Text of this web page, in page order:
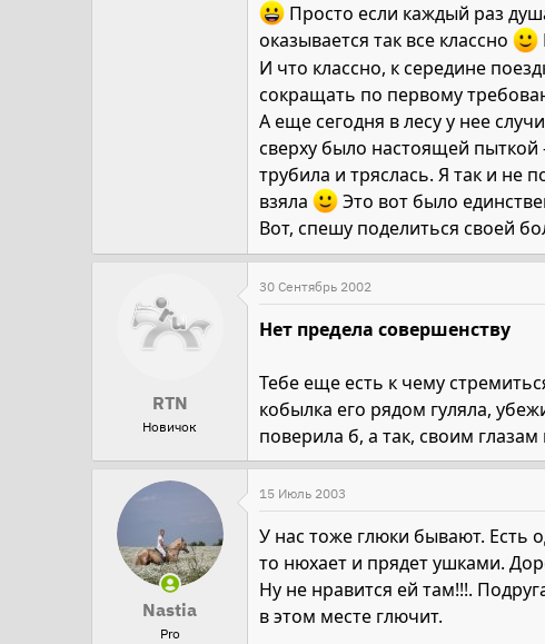
Просто если каждый раз
оказывается так все классно
И что классно, к середине
сокращать по первому
А еще сегодня в лесу у нее
сверху было настоящей пыткой
трубила и тряслась. Я так и не
взяла
Это вот было
Вот, спешу поделиться своей
RTN
Новичок
30 Сентябрь 2002
Нет предела совершенству
Тебе еще есть к чему
кобылка его рядом гуляла,
поверила б, а так, своим
Nastia
Pro
15 Июль 2003
У нас тоже глюки бывают. Есть
то нюхает и прядет ушками.
Ну не нравится ей там!!!.
в этом месте глючит.